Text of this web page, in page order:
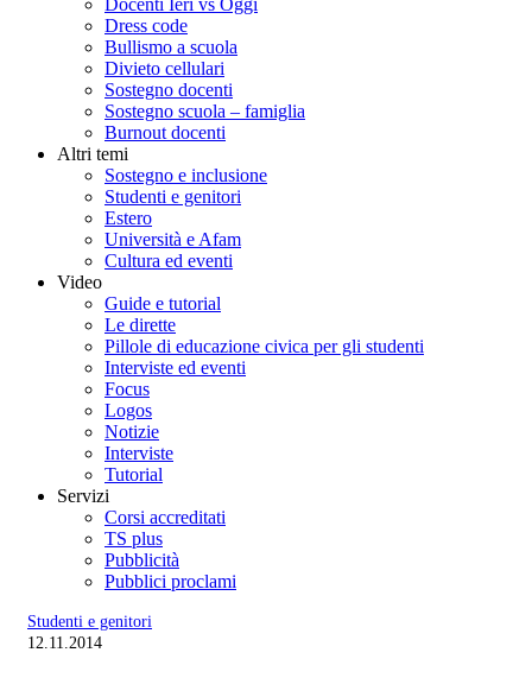
Docenti Ieri vs Oggi
Dress code
Bullismo a scuola
Divieto cellulari
Sostegno docenti
Sostegno scuola – famiglia
Burnout docenti
Altri temi
Sostegno e inclusione
Studenti e genitori
Estero
Università e Afam
Cultura ed eventi
Video
Guide e tutorial
Le dirette
Pillole di educazione civica per gli studenti
Interviste ed eventi
Focus
Logos
Notizie
Interviste
Tutorial
Servizi
Corsi accreditati
TS plus
Pubblicità
Pubblici proclami
Studenti e genitori
12.11.2014